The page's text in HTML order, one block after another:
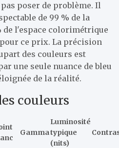
poser de problème. Il
de 99 % de la
de l'espace colorimétrique
ce prix. La précision
des couleurs est
une seule nuance de bleu
de la réalité.
couleurs
Gamma
Luminosité
typique
(nits)